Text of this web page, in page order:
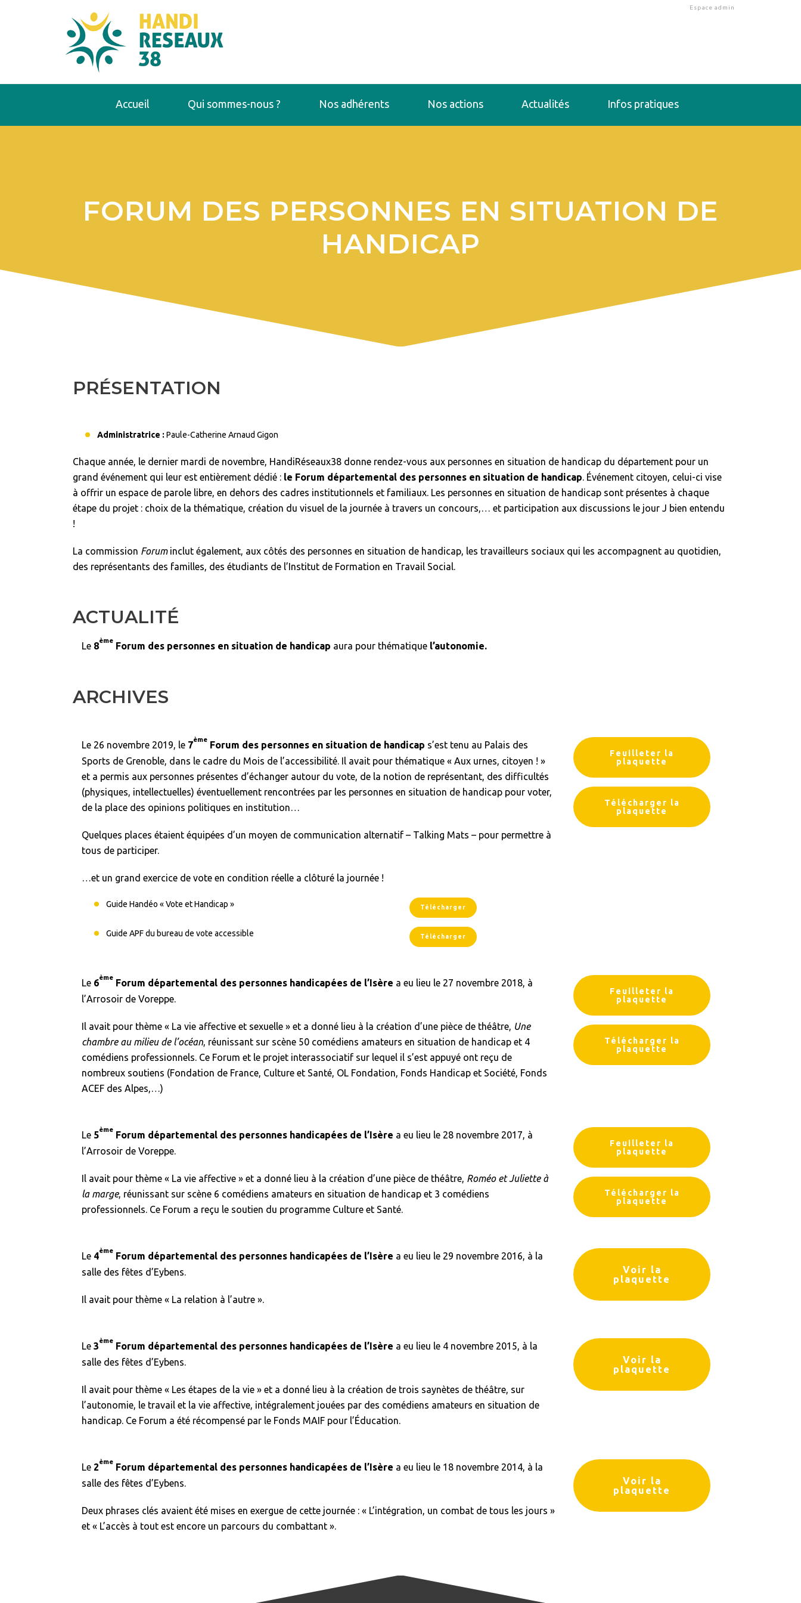
Espace admin
Accueil Qui sommes-nous ? Nos adhérents Nos actions Actualités Infos pratiques
FORUM DES PERSONNES EN SITUATION DE
HANDICAP
PRÉSENTATION
Administratrice : Paule-Catherine Arnaud Gigon
Chaque année, le dernier mardi de novembre, HandiRéseaux38 donne rendez-vous aux personnes en situation de handicap du département pour un
grand événement qui leur est entièrement dédié : le Forum départemental des personnes en situation de handicap. Événement citoyen, celui-ci vise
à offrir un espace de parole libre, en dehors des cadres institutionnels et familiaux. Les personnes en situation de handicap sont présentes à chaque
étape du projet : choix de la thématique, création du visuel de la journée à travers un concours,… et participation aux discussions le jour J bien entendu
!
La commission Foruminclut également, aux côtés des personnes en situation de handicap, les travailleurs sociaux qui les accompagnent au quotidien,
des représentants des familles, des étudiants de l’Institut de Formation en Travail Social.
ACTUALITÉ
Le 8
ème
Forum des personnes en situation de handicap aura pour thématique l’autonomie.
ARCHIVES
Le 26 novembre 2019, le 7
ème
Forum des personnes en situation de handicap s’est tenu au Palais des
Sports de Grenoble, dans le cadre du Mois de l’accessibilité. Il avait pour thématique « Aux urnes, citoyen ! »
et a permis aux personnes présentes d’échanger autour du vote, de la notion de représentant, des difficultés
(physiques, intellectuelles) éventuellement rencontrées par les personnes en situation de handicap pour voter,
de la place des opinions politiques en institution…
Quelques places étaient équipées d’un moyen de communication alternatif – Talking Mats – pour permettre à
tous de participer.
…et un grand exercice de vote en condition réelle a clôturé la journée !
Feuilleter la
plaquette
Télécharger la
plaquette
Guide Handéo « Vote et Handicap » Télécharger
Guide APF du bureau de vote accessible Télécharger
Le 6
ème
Forum départemental des personnes handicapées de l’Isère a eu lieu le 27 novembre 2018, à
l’Arrosoir de Voreppe.
Il avait pour thème « La vie affective et sexuelle » et a donné lieu à la création d’une pièce de théâtre, Une
chambre au milieu de l’océan, réunissant sur scène 50 comédiens amateurs en situation de handicap et 4
comédiens professionnels. Ce Forum et le projet interassociatif sur lequel il s’est appuyé ont reçu de
nombreux soutiens (Fondation de France, Culture et Santé, OL Fondation, Fonds Handicap et Société, Fonds
ACEF des Alpes,…)
Feuilleter la
plaquette
Télécharger la
plaquette
Le 5
ème
Forum départemental des personnes handicapées de l’Isère a eu lieu le 28 novembre 2017, à
l’Arrosoir de Voreppe.
Il avait pour thème « La vie affective » et a donné lieu à la création d’une pièce de théâtre, Roméo et Juliette à
la marge, réunissant sur scène 6 comédiens amateurs en situation de handicap et 3 comédiens
professionnels. Ce Forum a reçu le soutien du programme Culture et Santé.
Feuilleter la
plaquette
Télécharger la
plaquette
Le 4
ème
Forum départemental des personnes handicapées de l’Isère a eu lieu le 29 novembre 2016, à la
salle des fêtes d’Eybens.
Il avait pour thème « La relation à l’autre ».
Voir la
plaquette
Le 3
ème
Forum départemental des personnes handicapées de l’Isère a eu lieu le 4 novembre 2015, à la
salle des fêtes d’Eybens.
Il avait pour thème « Les étapes de la vie » et a donné lieu à la création de trois saynètes de théâtre, sur
l’autonomie, le travail et la vie affective, intégralement jouées par des comédiens amateurs en situation de
handicap. Ce Forum a été récompensé par le Fonds MAIF pour l’Éducation.
Voir la
plaquette
Le 2
ème
Forum départemental des personnes handicapées de l’Isère a eu lieu le 18 novembre 2014, à la
salle des fêtes d’Eybens.
Deux phrases clés avaient été mises en exergue de cette journée : « L’intégration, un combat de tous les jours »
et « L’accès à tout est encore un parcours du combattant ».
Voir la
plaquette